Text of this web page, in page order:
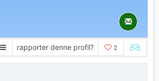
rapporter denne profil? 2